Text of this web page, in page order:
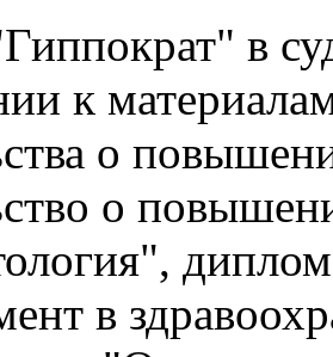
в
к
о
о
диплом
в